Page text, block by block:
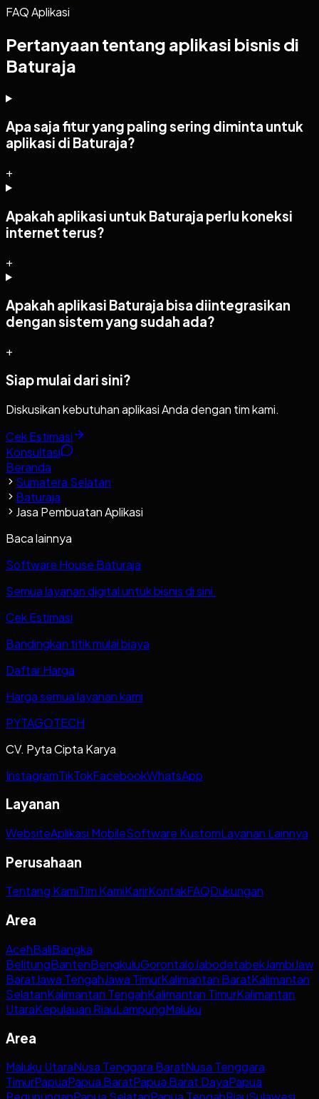
FAQ Aplikasi
Pertanyaan tentang aplikasi bisnis di
Baturaja
Apa saja fitur yang paling sering diminta untuk
aplikasi di Baturaja?
+
Apakah aplikasi untuk Baturaja perlu koneksi
internet terus?
+
Apakah aplikasi Baturaja bisa diintegrasikan
dengan sistem yang sudah ada?
+
Siap mulai dari sini?
Diskusikan kebutuhan aplikasi Anda dengan tim kami.
Cek Estimasi
Konsultasi
Beranda
Sumatera Selatan
Baturaja
Jasa Pembuatan Aplikasi
Baca lainnya
Software House Baturaja
Semua layanan digital untuk bisnis di sini.
Cek Estimasi
Bandingkan titik mulai biaya
Daftar Harga
Harga semua layanan kami
PYTAGOTECH
CV. Pyta Cipta Karya
InstagramTikTokFacebookWhatsApp
Layanan
WebsiteAplikasi MobileSoftware KustomLayanan Lainnya
Perusahaan
Tentang KamiTim KamiKarirKontakFAQDukungan
Area
AcehBaliBangka
BelitungBantenBengkuluGorontaloJabodetabekJambi
BaratJawa TengahJawa TimurKalimantan BaratKalimantan
SelatanKalimantan TengahKalimantan TimurKalimantan
UtaraKepulauan RiauLampungMaluku
Area
Maluku UtaraNusa Tenggara BaratNusa Tenggara
TimurPapuaPapua BaratPapua Barat DayaPapua